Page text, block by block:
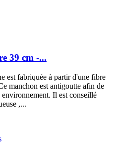
39 cm -...
fabriquée à partir d'une fibre
manchon est antigoutte afin de
Il est conseillé
,...